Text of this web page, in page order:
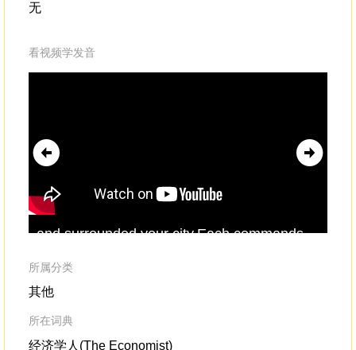
无
看视频学发音
and surrounded your city.Each commands
accompanied by 12 mermites.
所属分类
其他
所在词典
经济学人(The Economist)